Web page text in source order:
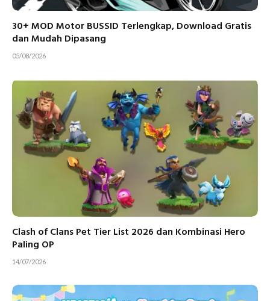
30+ MOD Motor BUSSID Terlengkap, Download Gratis
dan Mudah Dipasang
05/08/2026
Clash of Clans Pet Tier List 2026 dan Kombinasi Hero
Paling OP
14/07/2026